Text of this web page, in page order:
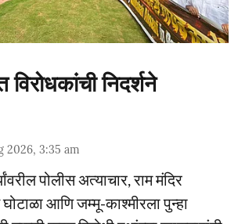
निदर्शने
2026, 3:35 am
पोलीस अत्याचार, राम मंदिर
आणि जम्मू-काश्मीरला पुन्हा